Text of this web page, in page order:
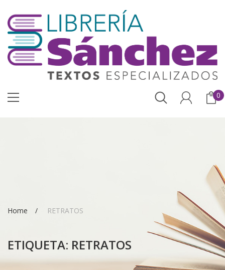
0
Home RETRATOS
ETIQUETA: RETRATOS